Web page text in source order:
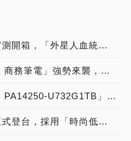
「Alienware 16X Aurora」實測開箱，「外星人血統」兼具「辦公多工、暢玩遊戲」全方位應用「AI 商務電競筆電」
「戴爾 Dell Pro 14 Premium 商務筆電」強勢來襲，採用「時尚工藝外型，鎂合金超堅固，14吋超薄螢幕，24小時續航力，1,218g輕機身，優異性能表現，BTO 客製規格，軍規強固耐用」獲原價屋店長肯定推薦「商務筆電首選」提升職場競爭力價格：65,999元起！
「戴爾 Dell Pro 14 Premium PA14250-U732G1TB」實測開箱，超越極限「24 小時 電池續航力」搭載「Intel Core Ultra 7 268V」鎂合金軍規「1,218 g 超輕重量 」14吋 AI 精品級商務筆電！
「Alienware 16X Aurora」正式登台，採用「時尚低調外型，16吋超薄螢幕，雙ＳＳＤ架構，ＡＩ運行優化，多工商務加速，遊戲順跑流暢」獲欣亞數位肯定推薦「AI 商務電競筆電首選」辦公多工、暢玩遊戲價格：62,999元起！